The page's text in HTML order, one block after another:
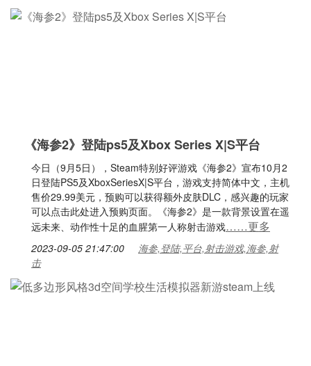
《海参2》登陆ps5及Xbox Series X|S平台
今日（9月5日），Steam特别好评游戏《海参2》宣布10月2
日登陆PS5及XboxSeriesX|S平台，游戏支持简体中文，主机
售价29.99美元，预购可以获得额外皮肤DLC，感兴趣的玩家
可以点击此处进入预购页面。《海参2》是一款背景设置在遥
远未来、动作性十足的血腥第一人称射击游戏……更多
2023-09-05 21:47:00
海参,登陆,平台,射击游戏,海参,射
击